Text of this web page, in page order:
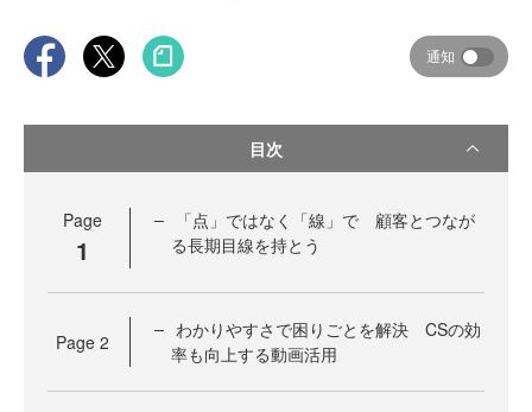
通知
目次
Page
1
「点」ではなく「線」で 顧客とつなが
る長期目線を持とう
Page 2
わかりやすさで困りごとを解決 CSの効
率も向上する動画活用